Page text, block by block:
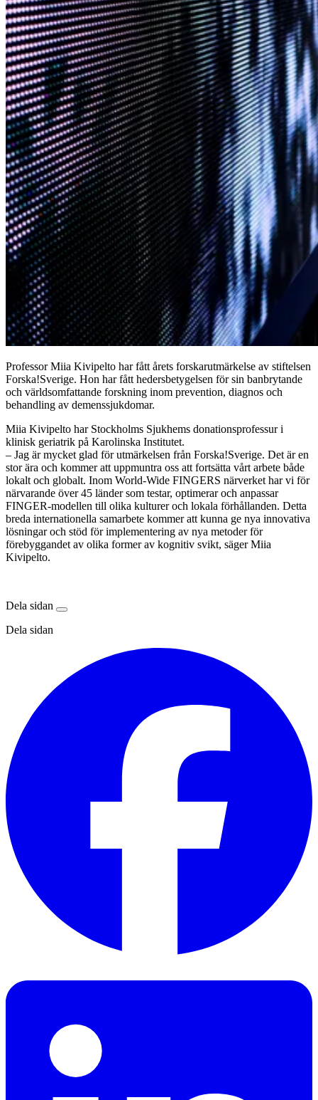
Professor Miia Kivipelto har fått årets forskarutmärkelse av stiftelsen
Forska!Sverige. Hon har fått hedersbetygelsen för sin banbrytande
och världsomfattande forskning inom prevention, diagnos och
behandling av demenssjukdomar.
Miia Kivipelto har Stockholms Sjukhems donationsprofessur i
klinisk geriatrik på Karolinska Institutet.
– Jag är mycket glad för utmärkelsen från Forska!Sverige. Det är en
stor ära och kommer att uppmuntra oss att fortsätta vårt arbete både
lokalt och globalt. Inom World-Wide FINGERS närverket har vi för
närvarande över 45 länder som testar, optimerar och anpassar
FINGER-modellen till olika kulturer och lokala förhållanden. Detta
breda internationella samarbete kommer att kunna ge nya innovativa
lösningar och stöd för implementering av nya metoder för
förebyggandet av olika former av kognitiv svikt, säger Miia
Kivipelto.
Dela sidan
Dela sidan